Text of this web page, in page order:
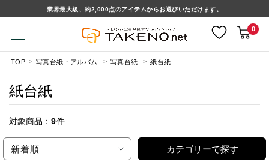
業界最大級、約2,000点のアイテムからお選びいただけます。
0
TOP 写真台紙・アルバム 写真台紙 紙台紙
紙台紙
対象商品： 9件
新着順 カテゴリーで探す